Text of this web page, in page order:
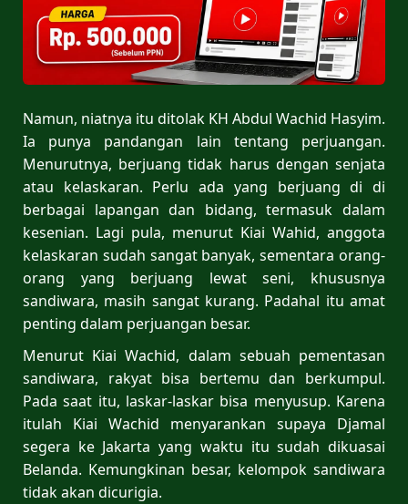
Namun, niatnya itu ditolak KH Abdul Wachid Hasyim.
Ia punya pandangan lain tentang perjuangan.
Menurutnya, berjuang tidak harus dengan senjata
atau kelaskaran. Perlu ada yang berjuang di di
berbagai lapangan dan bidang, termasuk dalam
kesenian. Lagi pula, menurut Kiai Wahid, anggota
kelaskaran sudah sangat banyak, sementara orang-
orang yang berjuang lewat seni, khususnya
sandiwara, masih sangat kurang. Padahal itu amat
penting dalam perjuangan besar.
Menurut Kiai Wachid, dalam sebuah pementasan
sandiwara, rakyat bisa bertemu dan berkumpul.
Pada saat itu, laskar-laskar bisa menyusup. Karena
itulah Kiai Wachid menyarankan supaya Djamal
segera ke Jakarta yang waktu itu sudah dikuasai
Belanda. Kemungkinan besar, kelompok sandiwara
tidak akan dicurigia.